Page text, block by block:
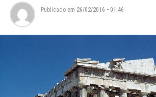
Publicado em 26/02/2016 - 01:46